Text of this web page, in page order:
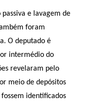
e lavagem de
foram
O deputado é
intermédio do
revelaram pelo
meio de depósitos
identificados